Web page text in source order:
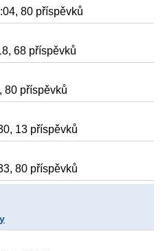
80 příspěvků
68 příspěvků
80 příspěvků
13 příspěvků
80 příspěvků